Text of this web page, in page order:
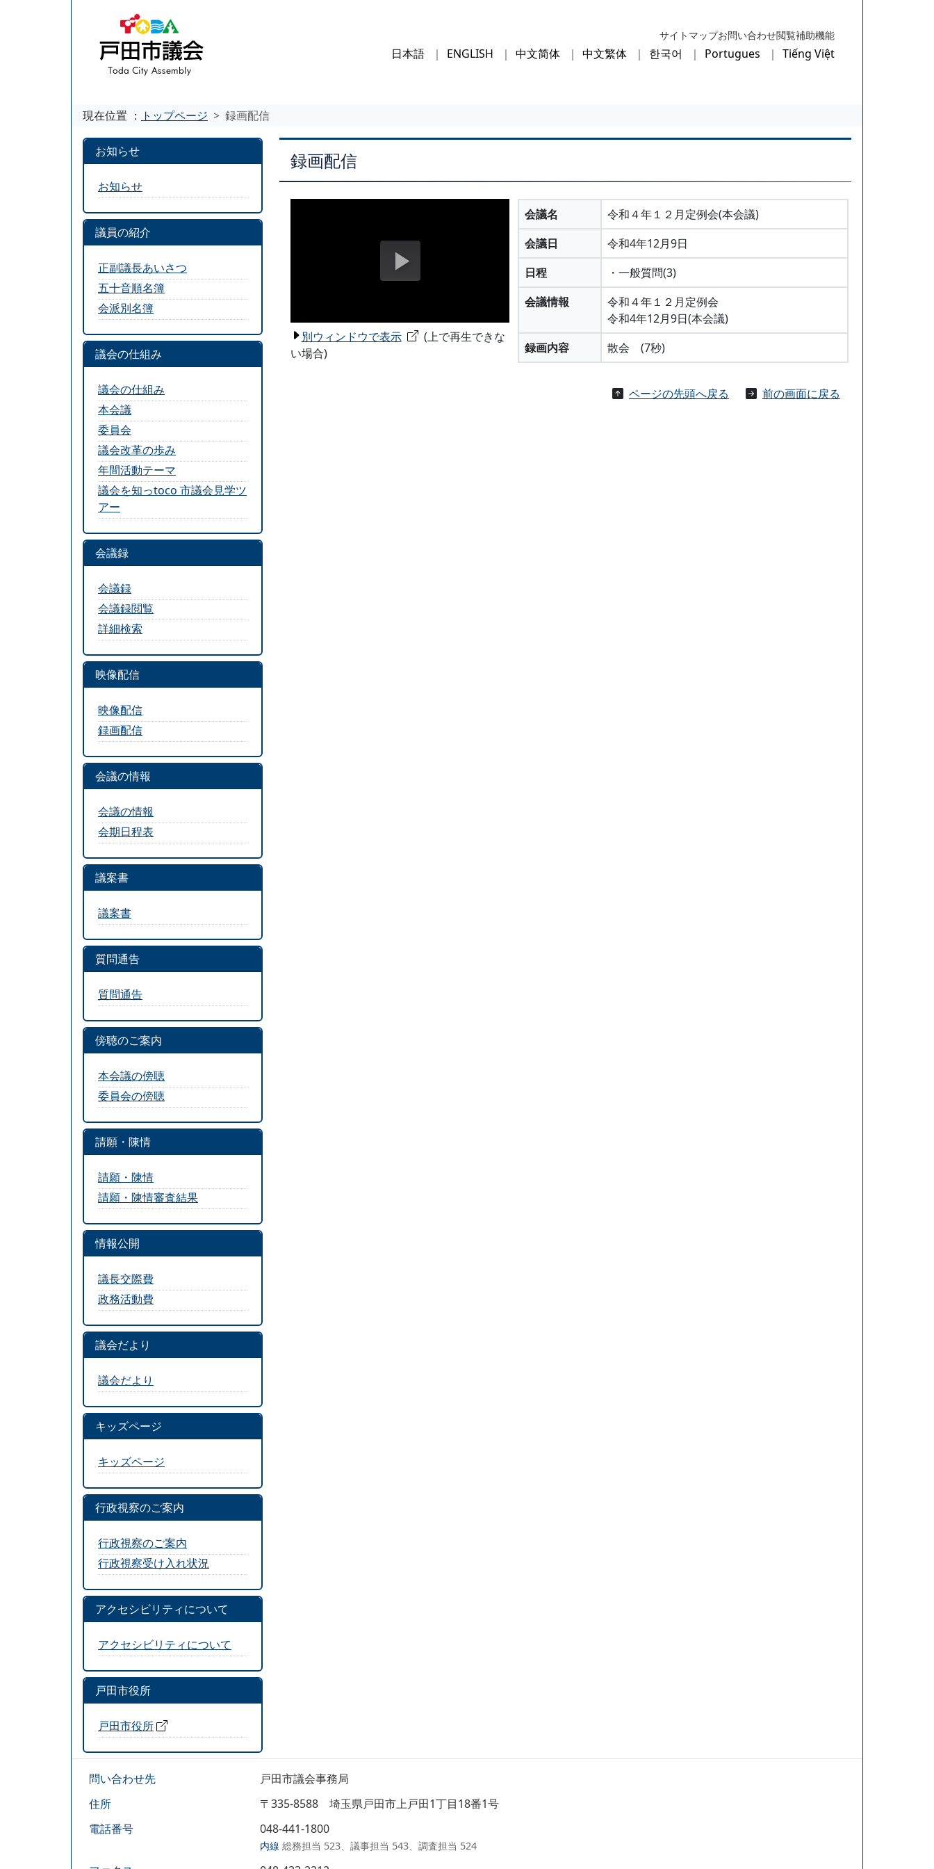
サイトマップお問い合わせ閲覧補助機能
日本語 ENGLISH 中文简体 中文繁体 한국어 Portugues Tiếng Việt
現在位置 ： トップページ 録画配信
録画配信
別ウィンドウで表示
(上で再生できな
い場合)
会議名
令和４年１２月定例会(本会議)
会議日
令和4年12月9日
日程
・一般質問(3)
会議情報
令和４年１２月定例会
令和4年12月9日(本会議)
録画内容
散会 (7秒)
ページの先頭へ戻る 前の画面に戻る
お知らせ
お知らせ
議員の紹介
正副議長あいさつ
五十音順名簿
会派別名簿
議会の仕組み
議会の仕組み
本会議
委員会
議会改革の歩み
年間活動テーマ
議会を知っtoco 市議会見学ツ
アー
会議録
会議録
会議録閲覧
詳細検索
映像配信
映像配信
録画配信
会議の情報
会議の情報
会期日程表
議案書
議案書
質問通告
質問通告
傍聴のご案内
本会議の傍聴
委員会の傍聴
請願・陳情
請願・陳情
請願・陳情審査結果
情報公開
議長交際費
政務活動費
議会だより
議会だより
キッズページ
キッズページ
行政視察のご案内
行政視察のご案内
行政視察受け入れ状況
アクセシビリティについて
アクセシビリティについて
戸田市役所
戸田市役所
問い合わせ先
戸田市議会事務局
住所
〒335-8588 埼玉県戸田市上戸田1丁目18番1号
電話番号
048-441-1800
内線 総務担当 523、議事担当 543、調査担当 524